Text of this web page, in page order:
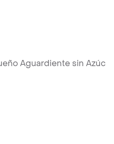
Aguardiente sin